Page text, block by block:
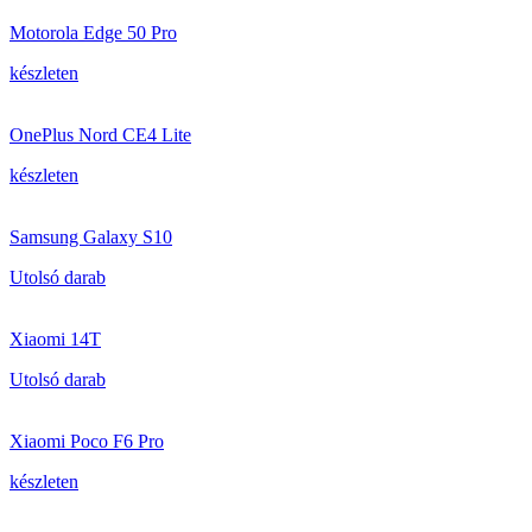
Motorola Edge 50 Pro
készleten
OnePlus Nord CE4 Lite
készleten
Samsung Galaxy S10
Utolsó darab
Xiaomi 14T
Utolsó darab
Xiaomi Poco F6 Pro
készleten